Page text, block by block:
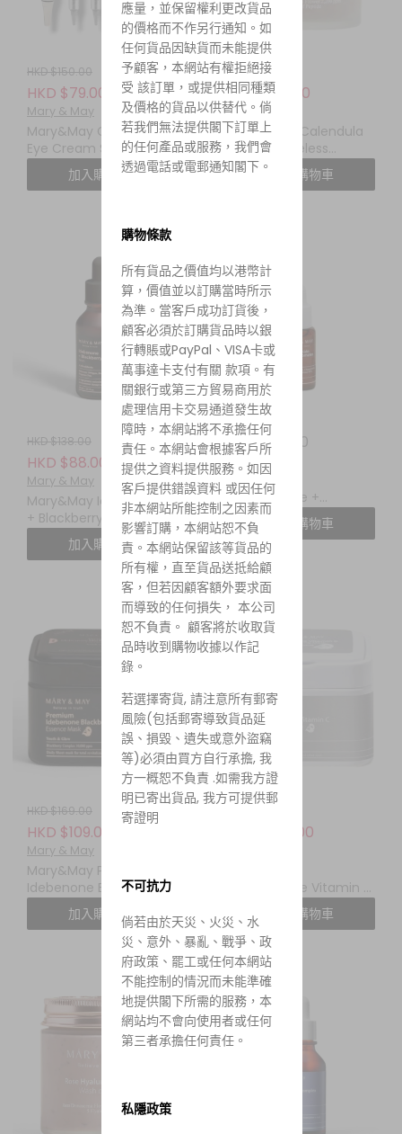
HKD $150.00
HKD $79.00
Mary & May
Mary&May Glutathione
Eye Cream Special Set
傳明酸 + 穀胱甘肽亮白眼
霜特別套裝加入購物車
HKD $145.00
HKD $115.00
Mary & May
Mary&May Calendula
Peptide Ageless
Sleeping Mask 110G 金盞
花勝肽無齡晚安面膜
加入購物車
HKD $138.00
HKD $88.00
Mary & May
Mary&May Idebenone
+ Blackberry Complex
Serum 30ML 艾地苯黑莓
抗氧化亮肌精華
加入購物車
HKD $39.00
Mary & May
Mary&May
Niacinamide +
Chaenomeles Sinensis
Serum MINI 10ML 煙酰胺
+ 木瓜複合亮白精華
加入購物車
HKD $169.00
HKD $109.00
Mary & May
Mary&May Premium
Idebenone Blackberry
Complex Essence
Mask 頂級艾地苯黑莓複
合精華面膜 (一盒 20 片)
加入購物車
HKD $109.00
Niacinamide Vitamin C
Brightening Mask 煙酰
胺維他命C亮白面膜 (一盒
30 片)
加入購物車
應量，並保留權利更改貨品
的價格而不作另行通知。如
任何貨品因缺貨而未能提供
予顧客，本網站有權拒絕接
受 該訂單，或提供相同種類
及價格的貨品以供替代。倘
若我們無法提供閣下訂單上
的任何產品或服務，我們會
透過電話或電郵通知閣下。
購物條款
所有貨品之價值均以港幣計
算，價值並以訂購當時所示
為準。當客戶成功訂貨後，
顧客必須於訂購貨品時以銀
行轉賬或PayPal、VISA卡或
萬事達卡支付有關 款項。有
關銀行或第三方貿易商用於
處理信用卡交易通道發生故
障時，本網站將不承擔任何
責任。本網站會根據客戶所
提供之資料提供服務。如因
客戶提供錯誤資料 或因任何
非本網站所能控制之因素而
影響訂購，本網站恕不負
責。本網站保留該等貨品的
所有權，直至貨品送抵給顧
客，但若因顧客額外要求面
而導致的任何損失， 本公司
恕不負責。 顧客將於收取貨
品時收到購物收據以作記
錄。
若選擇寄貨, 請注意所有郵寄
風險(包括郵寄導致貨品延
誤、損毀、遺失或意外盜竊
等)必須由買方自行承擔, 我
方一概恕不負責 .如需我方證
明已寄出貨品, 我方可提供郵
寄證明
不可抗力
倘若由於天災、火災、水
災、意外、暴亂、戰爭、政
府政策、罷工或任何本網站
不能控制的情況而未能準確
地提供閣下所需的服務，本
網站均不會向使用者或任何
第三者承擔任何責任。
私隱政策